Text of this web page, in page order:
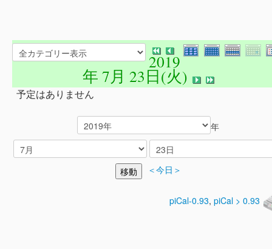
2019
年 7月 23日(火)
予定はありません
年
＜今日＞
piCal-0.93, piCal > 0.93